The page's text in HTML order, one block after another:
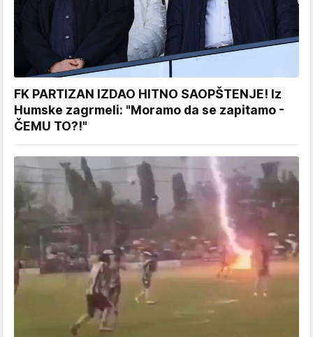
FK PARTIZAN IZDAO HITNO SAOPŠTENJE! Iz
Humske zagrmeli: "Moramo da se zapitamo -
ČEMU TO?!"